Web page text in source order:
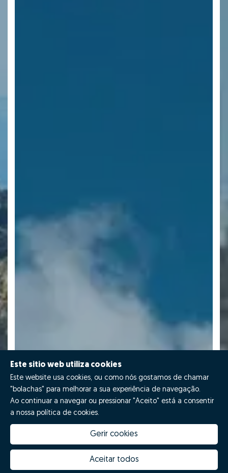
Este sitio web utiliza cookies
Este website usa cookies, ou como nós gostamos de chamar
"bolachas" para melhorar a sua experiência de navegação.
Ao continuar a navegar ou pressionar "Aceito" está a consentir
a nossa política de cookies.
Gerir cookies
Aceitar todos